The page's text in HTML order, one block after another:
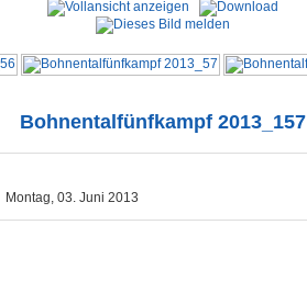
Bohnentalfünfkampf 2013_157
Montag, 03. Juni 2013